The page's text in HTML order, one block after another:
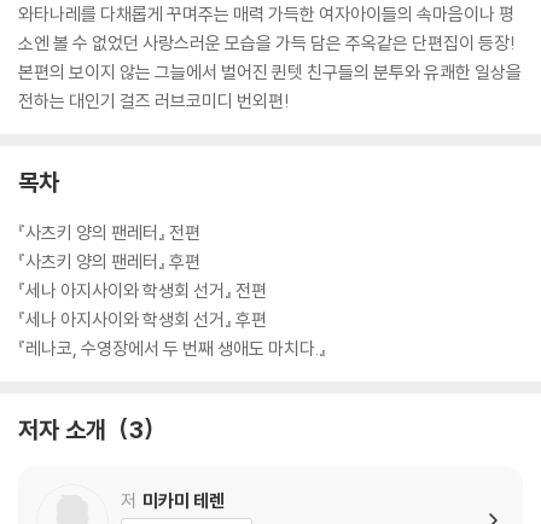
와타나레를 다채롭게 꾸며주는 매력 가득한 여자아이들의 속마음이나 평
소엔 볼 수 없었던 사랑스러운 모습을 가득 담은 주옥같은 단편집이 등장!
본편의 보이지 않는 그늘에서 벌어진 퀸텟 친구들의 분투와 유쾌한 일상을
전하는 대인기 걸즈 러브코미디 번외편!
목차
『사츠키 양의 팬레터』 전편
『사츠키 양의 팬레터』 후편
『세나 아지사이와 학생회 선거』 전편
『세나 아지사이와 학생회 선거』 후편
『레나코, 수영장에서 두 번째 생애도 마치다.』
저자 소개 3
저 미카미 테렌